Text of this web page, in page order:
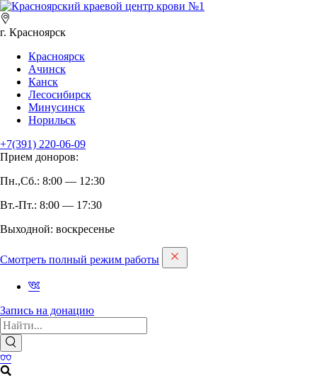
г. Красноярск
Красноярск
Ачинск
Канск
Лесосибирск
Минусинск
Норильск
+7(391) 220-06-09
Прием доноров:
Пн.,Сб.: 8:00 — 12:30
Вт.-Пт.: 8:00 — 17:30
Выходной: воскресенье
Смотреть полный режим работы
Запись на дoнацию